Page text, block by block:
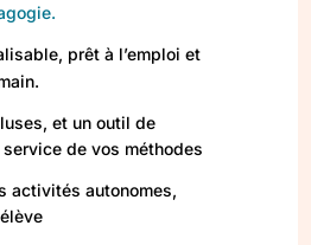
prêt à l’emploi et
et un outil de
de vos méthodes
activités autonomes,